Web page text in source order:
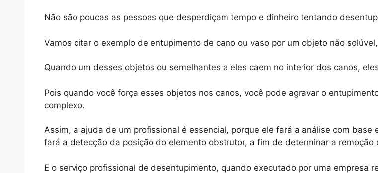
Não são poucas as pessoas que desperdiçam tempo e dinheiro tentando
Vamos citar o exemplo de entupimento de cano ou vaso por um objeto não
Quando um desses objetos ou semelhantes a eles caem no interior dos canos,
Pois quando você força esses objetos nos canos, você pode agravar o
complexo.
Assim, a ajuda de um profissional é essencial, porque ele fará a análise com
fará a detecção da posição do elemento obstrutor, a fim de determinar a remoção
E o serviço profissional de desentupimento, quando executado por uma empresa